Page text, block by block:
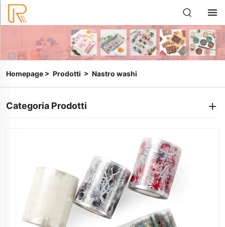
Homepage > Prodotti > Nastro washi
Categoria Prodotti